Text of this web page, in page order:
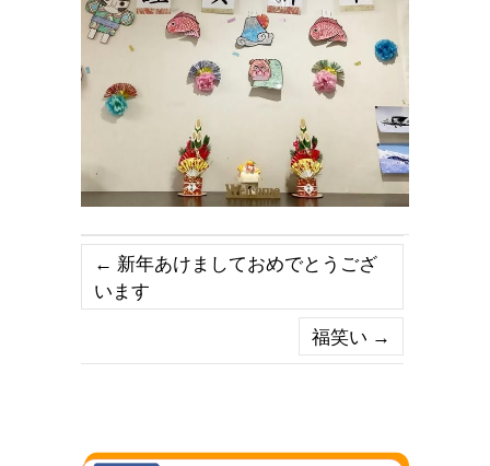
← 新年あけましておめでとうござ
います
福笑い →